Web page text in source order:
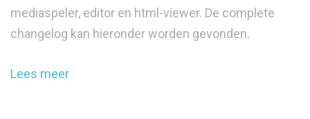
mediaspeler, editor en html-viewer. De complete
changelog kan hieronder worden gevonden.
Lees meer